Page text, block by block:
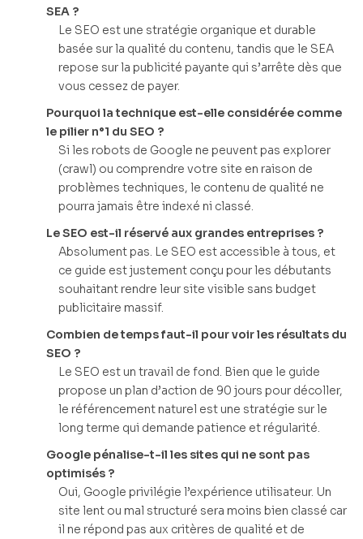
SEA ?
Le SEO est une stratégie organique et durable
basée sur la qualité du contenu, tandis que le SEA
repose sur la publicité payante qui s’arrête dès que
vous cessez de payer.
Pourquoi la technique est-elle considérée comme
le pilier n°1 du SEO ?
Si les robots de Google ne peuvent pas explorer
(crawl) ou comprendre votre site en raison de
problèmes techniques, le contenu de qualité ne
pourra jamais être indexé ni classé.
Le SEO est-il réservé aux grandes entreprises ?
Absolument pas. Le SEO est accessible à tous, et
ce guide est justement conçu pour les débutants
souhaitant rendre leur site visible sans budget
publicitaire massif.
Combien de temps faut-il pour voir les résultats du
SEO ?
Le SEO est un travail de fond. Bien que le guide
propose un plan d’action de 90 jours pour décoller,
le référencement naturel est une stratégie sur le
long terme qui demande patience et régularité.
Google pénalise-t-il les sites qui ne sont pas
optimisés ?
Oui, Google privilégie l’expérience utilisateur. Un
site lent ou mal structuré sera moins bien classé car
il ne répond pas aux critères de qualité et de